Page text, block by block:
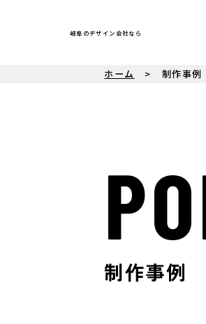
岐阜のデザイン会社なら
ホーム 制作事例
制作事例